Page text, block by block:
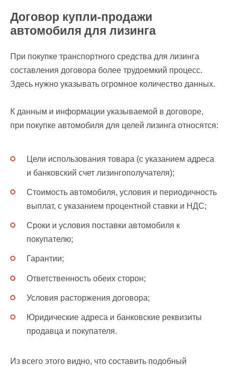
Договор купли-продажи
автомобиля для лизинга
При покупке транспортного средства для лизинга
составления договора более трудоемкий процесс.
Здесь нужно указывать огромное количество данных.
К данным и информации указываемой в договоре,
при покупке автомобиля для целей лизинга относятся:
Цели использования товара (с указанием адреса
и банковский счет лизингополучателя);
Стоимость автомобиля, условия и периодичность
выплат, с указанием процентной ставки и НДС;
Сроки и условия поставки автомобиля к
покупателю;
Гарантии;
Ответственность обеих сторон;
Условия расторжения договора;
Юридические адреса и банковские реквизиты
продавца и покупателя.
Из всего этого видно, что составить подобный